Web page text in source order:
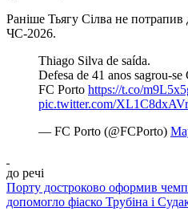
Раніше Тьягу Сілва не потрапив
ЧС-2026.
Thiago Silva de saída.
Defesa de 41 anos sagrou-
FC Porto https://t.co/
pic.twitter.com/XL1C8dxAVr
— FC Porto (@FCPorto)
до речі
Порту достроково оформив
допомогло фіаско Трубіна і